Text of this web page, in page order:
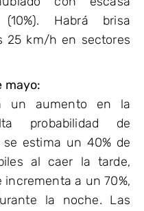
Habrá brisa
25 km/h en sectores
mayo:
un aumento en la
probabilidad de
estima un 40% de
al caer la tarde,
a un 70%,
la noche. Las